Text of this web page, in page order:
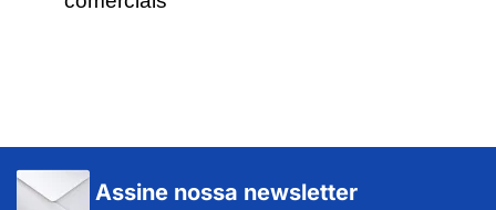
Assine nossa newsletter